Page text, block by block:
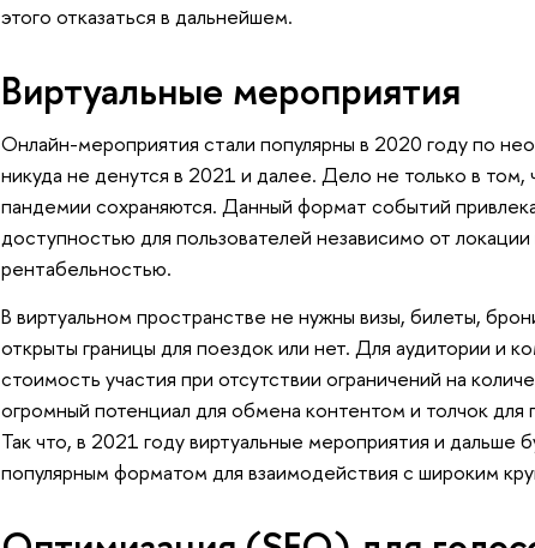
этого отказаться в дальнейшем.
Виртуальные мероприятия
Онлайн-мероприятия стали популярны в 2020 году по
никуда не денутся в 2021 и далее. Дело не только в том,
пандемии сохраняются. Данный формат событий
доступностью для пользователей независимо от
рентабельностью.
В виртуальном пространстве не нужны визы, билеты,
открыты границы для поездок или нет. Для аудитории и
стоимость участия при отсутствии ограничений на
огромный потенциал для обмена контентом и толчок для
Так что, в 2021 году виртуальные мероприятия и дальше
популярным форматом для взаимодействия с широким